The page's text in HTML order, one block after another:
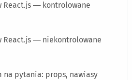
React.js — kontrolowane
React.js — niekontrolowane
na pytania: props, nawiasy